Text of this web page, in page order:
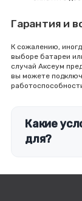
Гарантия и
К сожалению,
выборе батареи
случай Аксеум
вы можете
Какие
для?